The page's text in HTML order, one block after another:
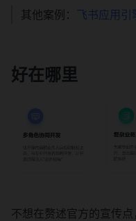
其他案例： 飞书应用引
好在哪里
不想在赘述官方的宣传